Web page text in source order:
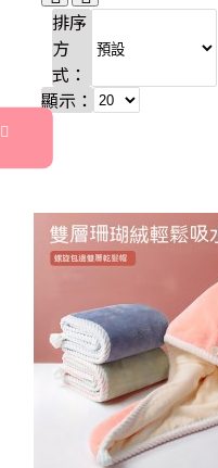
排序
方
式：
顯示：